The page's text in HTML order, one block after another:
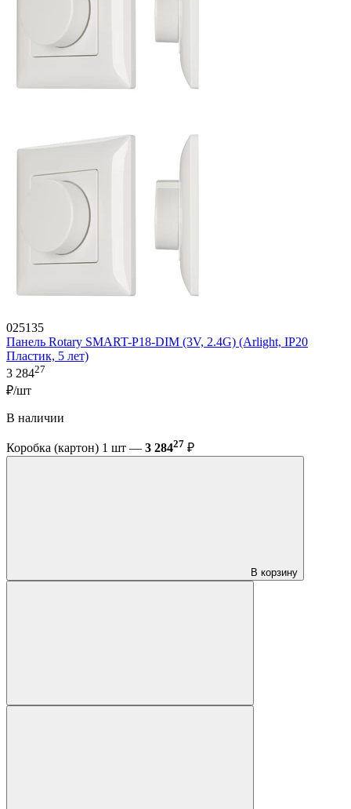
025135
Панель Rotary SMART-P18-DIM (3V, 2.4G) (Arlight, IP20
Пластик, 5 лет)
3 28427
₽/шт
В наличии
Коробка (картон) 1 шт — 3 28427 ₽
В корзину